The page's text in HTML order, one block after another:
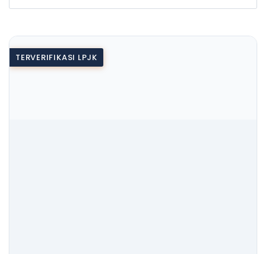
TERVERIFIKASI LPJK